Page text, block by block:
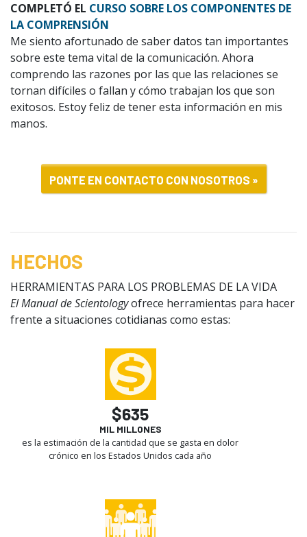
COMPLETÓ EL CURSO SOBRE LOS COMPONENTES DE
LA COMPRENSIÓN
Me siento afortunado de saber datos tan importantes
sobre este tema vital de la comunicación. Ahora
comprendo las razones por las que las relaciones se
tornan difíciles o fallan y cómo trabajan los que son
exitosos. Estoy feliz de tener esta información en mis
manos.
PONTE EN CONTACTO CON NOSOTROS »
HECHOS
HERRAMIENTAS PARA LOS PROBLEMAS DE LA VIDA
El Manual de Scientologyofrece herramientas para hacer
frente a situaciones cotidianas como estas:
$635
MIL MILLONES
es la estimación de la cantidad que se gasta en dolor
crónico en los Estados Unidos cada año